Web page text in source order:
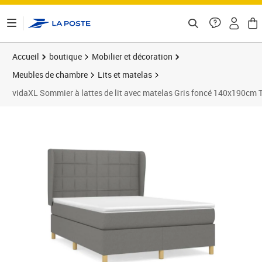
Accueil boutique
Mobilier et décoration
Meubles de chambre
Lits et matelas
vidaXL Sommier à lattes de lit avec matelas Gris foncé 140x190cm